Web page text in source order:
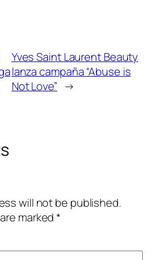
Yves Saint Laurent Beauty
lanza campaña “Abuse is
Not Love” →
will not be published.
marked*